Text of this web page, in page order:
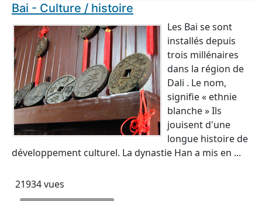
Bai - Culture / histoire
Les Bai se sont
installés depuis
trois millénaires
dans la région de
Dali . Le nom,
signifie « ethnie
blanche » Ils
jouisent d'une
longue histoire de
développement culturel. La dynastie Han a mis en ...
21934 vues